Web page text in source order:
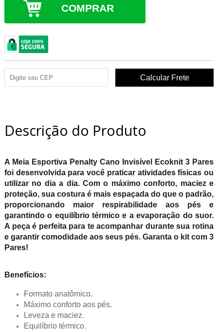
COMPRAR
Descrição do Produto
A Meia Esportiva Penalty Cano Invisível Ecoknit 3 Pares
foi desenvolvida para você praticar atividades físicas ou
utilizar no dia a dia. Com o máximo conforto, maciez e
proteção, sua costura é mais espaçada do que o padrão,
proporcionando maior respirabilidade aos pés e
garantindo o equilíbrio térmico e a evaporação do suor.
A peça é perfeita para te acompanhar durante sua rotina
e garantir comodidade aos seus pés. Garanta o kit com 3
Pares!
Benefícios:
Formato anatômico.
Máximo conforto aos pés.
Leveza e maciez.
Equilíbrio térmico.